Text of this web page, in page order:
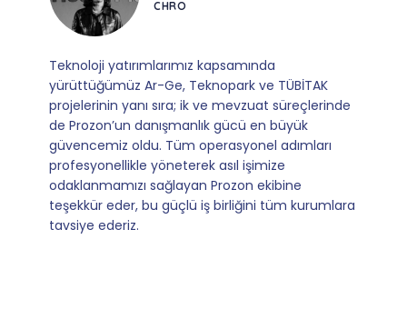
SATIŞ YÖNETICISI
Mevzuata uyum, başvuru ve izleme adımlarında
sağladıkları kusursuz yönlendirme sayesinde artık
operasyonlarımızı sıfır kaygı ve tam güvenle
yürütüyoruz. İş birliğimizi bizim için asıl değerli
kılan ise; ihtiyaç duyduğumuz her an ulaşılabilir
olmaları ve sorularımıza aldığımız hızlı geri
dönüşler.